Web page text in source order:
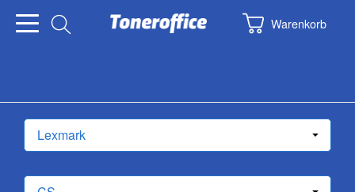
Warenkorb